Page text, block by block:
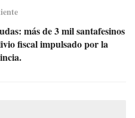
más de 3 mil santafesinos
fiscal impulsado por la